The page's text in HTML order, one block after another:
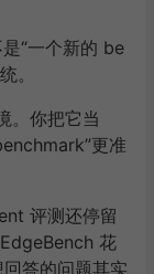
“一个新的 be
。
。你把它当
更准
评测还停留
花
答的问题其实